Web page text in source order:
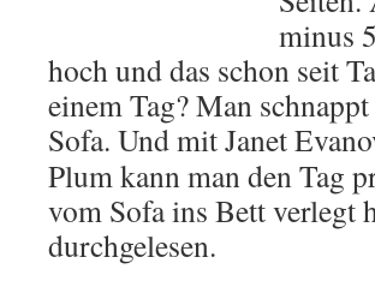
minus
hoch und das schon seit
einem Tag? Man
Sofa. Und mit Janet
Plum kann man den Tag
vom Sofa ins Bett verlegt
durchgelesen.